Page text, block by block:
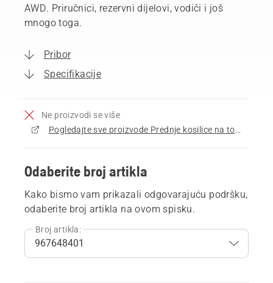
AWD. Priručnici, rezervni dijelovi, vodiči i još
mnogo toga.
Pribor
Specifikacije
Ne proizvodi se više
Pogledajte sve proizvode Prednje kosilice na točkovima na prodaju
Odaberite broj artikla
Kako bismo vam prikazali odgovarajuću podršku,
odaberite broj artikla na ovom spisku.
Broj artikla: